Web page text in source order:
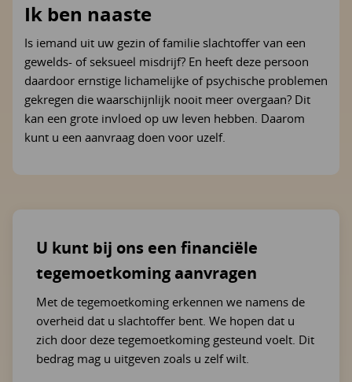
Ik ben naaste
Is iemand uit uw gezin of familie slachtoffer van een
gewelds- of seksueel misdrijf? En heeft deze persoon
daardoor ernstige lichamelijke of psychische problemen
gekregen die waarschijnlijk nooit meer overgaan? Dit
kan een grote invloed op uw leven hebben. Daarom
kunt u een aanvraag doen voor uzelf.
U kunt bij ons een financiële
tegemoetkoming aanvragen
Met de tegemoetkoming erkennen we namens de
overheid dat u slachtoffer bent. We hopen dat u
zich door deze tegemoetkoming gesteund voelt. Dit
bedrag mag u uitgeven zoals u zelf wilt.